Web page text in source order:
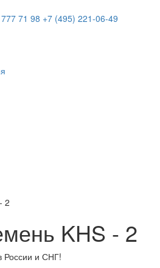
71 98 +7 (495) 221-06-49
2
KHS - 2
России и СНГ!